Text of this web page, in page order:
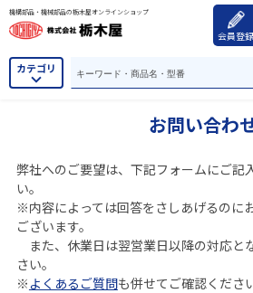
機構部品・機械部品の栃木屋オンラインショップ
会員登録
カテゴリ
お問い合わ
弊社へのご要望は、下記フォームにご記
い。
※内容によっては回答をさしあげるのに
ございます。
また、休業日は翌営業日以降の対応と
さい。
※ よくあるご質問も併せてご確認くださ